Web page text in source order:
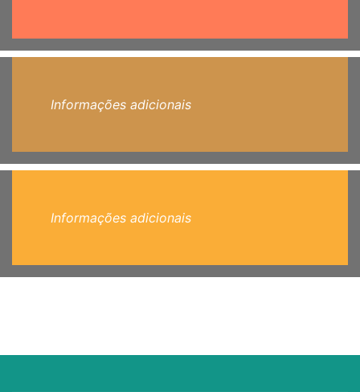
Informações adicionais
Informações adicionais